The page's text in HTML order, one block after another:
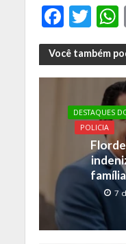
F
ac
e
b
o
o
T
w
itt
er
Você também
DESTAQUES
POLICIA
7